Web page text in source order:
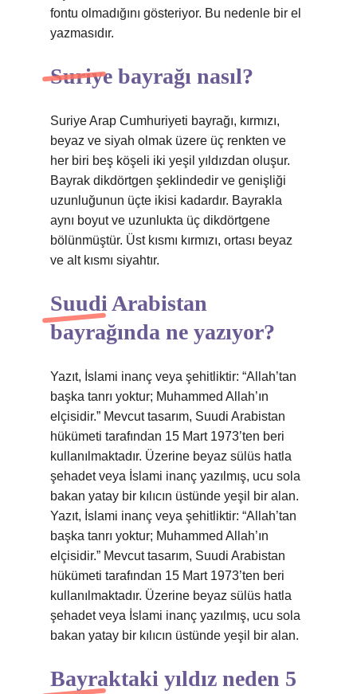
fontu olmadığını gösteriyor. Bu nedenle bir el
yazmasıdır.
Suriye bayrağı nasıl?
Suriye Arap Cumhuriyeti bayrağı, kırmızı,
beyaz ve siyah olmak üzere üç renkten ve
her biri beş köşeli iki yeşil yıldızdan oluşur.
Bayrak dikdörtgen şeklindedir ve genişliği
uzunluğunun üçte ikisi kadardır. Bayrakla
aynı boyut ve uzunlukta üç dikdörtgene
bölünmüştür. Üst kısmı kırmızı, ortası beyaz
ve alt kısmı siyahtır.
Suudi Arabistan
bayrağında ne yazıyor?
Yazıt, İslami inanç veya şehitliktir: “Allah’tan
başka tanrı yoktur; Muhammed Allah’ın
elçisidir.” Mevcut tasarım, Suudi Arabistan
hükümeti tarafından 15 Mart 1973’ten beri
kullanılmaktadır. Üzerine beyaz sülüs hatla
şehadet veya İslami inanç yazılmış, ucu sola
bakan yatay bir kılıcın üstünde yeşil bir alan.
Yazıt, İslami inanç veya şehitliktir: “Allah’tan
başka tanrı yoktur; Muhammed Allah’ın
elçisidir.” Mevcut tasarım, Suudi Arabistan
hükümeti tarafından 15 Mart 1973’ten beri
kullanılmaktadır. Üzerine beyaz sülüs hatla
şehadet veya İslami inanç yazılmış, ucu sola
bakan yatay bir kılıcın üstünde yeşil bir alan.
Bayraktaki yıldız neden 5